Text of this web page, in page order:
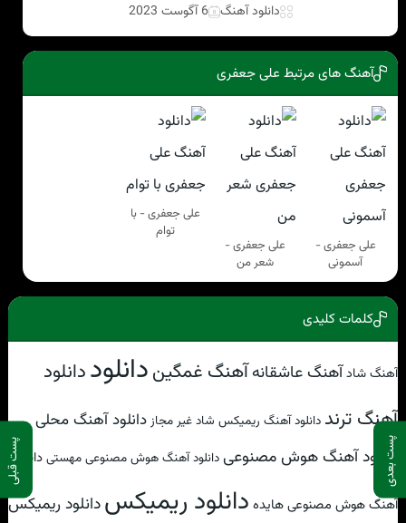
پست بعدی پست قبلی
دانلود آهنگ 6 آگوست 2023
آهنگ های مرتبط علی جعفری
علی جعفری -
آسمونی
علی جعفری -
شعر من
علی جعفری - با
توام
کلمات کلیدی
آهنگ شادآهنگ عاشقانهآهنگ غمگیندانلوددانلود
آهنگ ترند دانلود آهنگ ریمیکس شاد غیر مجاز دانلود آهنگ محلی
دانلود آهنگ هوش مصنوعیدانلود آهنگ هوش مصنوعی مهستیدانلود
آهنگ هوش مصنوعی هایده دانلود ریمیکسدانلود ریمیکس